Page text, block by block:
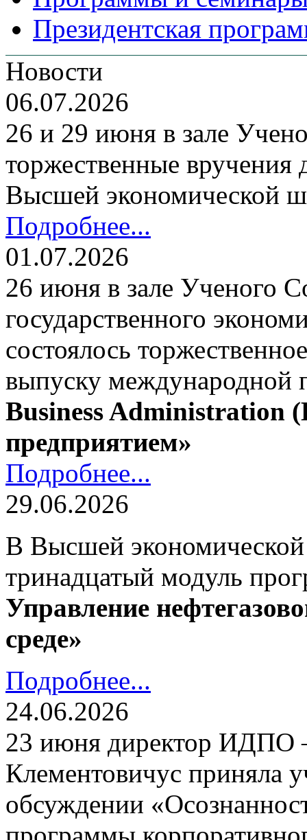
Президентская
Новости
06.07.2026
26 и 29 июня в зале
торжественные
Высшей экономической
Подробнее...
01.07.2026
26 июня в зале Ученого
государственного
состоялось
выпуску
Business Administration
предприятием»
Подробнее...
29.06.2026
В Высшей
тринадцатый модуль
Управление
среде»
Подробнее...
24.06.2026
23 июня директор
Клементовичус приняла
обсуждении